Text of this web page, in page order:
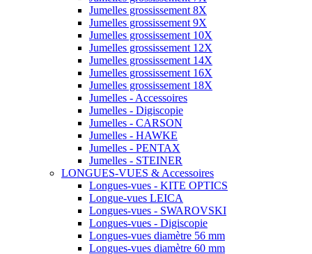
Jumelles grossissement 8X
Jumelles grossissement 9X
Jumelles grossissement 10X
Jumelles grossissement 12X
Jumelles grossissement 14X
Jumelles grossissement 16X
Jumelles grossissement 18X
Jumelles - Accessoires
Jumelles - Digiscopie
Jumelles - CARSON
Jumelles - HAWKE
Jumelles - PENTAX
Jumelles - STEINER
LONGUES-VUES & Accessoires
Longues-vues - KITE OPTICS
Longue-vues LEICA
Longues-vues - SWAROVSKI
Longues-vues - Digiscopie
Longues-vues diamètre 56 mm
Longues-vues diamètre 60 mm